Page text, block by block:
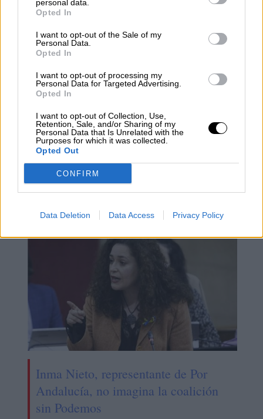
personal data.
Opted In
I want to opt-out of the Sale of my
Personal Data.
Opted In
I want to opt-out of processing my
Personal Data for Targeted Advertising.
Opted In
I want to opt-out of Collection, Use,
Retention, Sale, and/or Sharing of my
Personal Data that Is Unrelated with the
Purposes for which it was collected.
Opted Out
CONFIRM
Data Deletion Data Access Privacy Policy
Pablo Iglesias apenas disimula su
contrariedad ante la inscripción de
"Sumar" de Yolanda Díaz
Inma Nieto, representante de Por
Andalucía, no imagina la coalición
sin Podemos